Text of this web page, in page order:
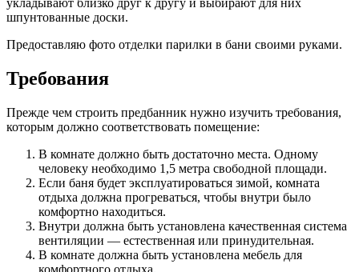
укладывают близко друг к другу и выбирают для них
шпунтованные доски.
Предоставляю фото отделки парилки в бани своими руками.
Требования
Прежде чем строить предбанник нужно изучить требования,
которым должно соответствовать помещение:
В комнате должно быть достаточно места. Одному
человеку необходимо 1,5 метра свободной площади.
Если баня будет эксплуатироваться зимой, комната
отдыха должна прогреваться, чтобы внутри было
комфортно находиться.
Внутри должна быть установлена качественная система
вентиляции — естественная или принудительная.
В комнате должна быть установлена мебель для
комфортного отдыха.